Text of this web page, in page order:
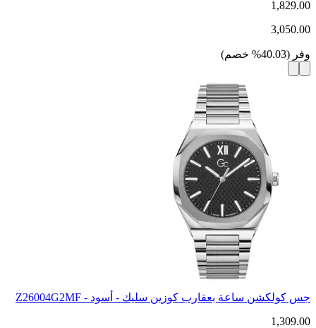
1,829.00
3,050.00
وفر (
40.03
% خصم)
جس كولكشن ساعة بعقارب كوزين سليك - أسود - Z26004G2MF
1,309.00